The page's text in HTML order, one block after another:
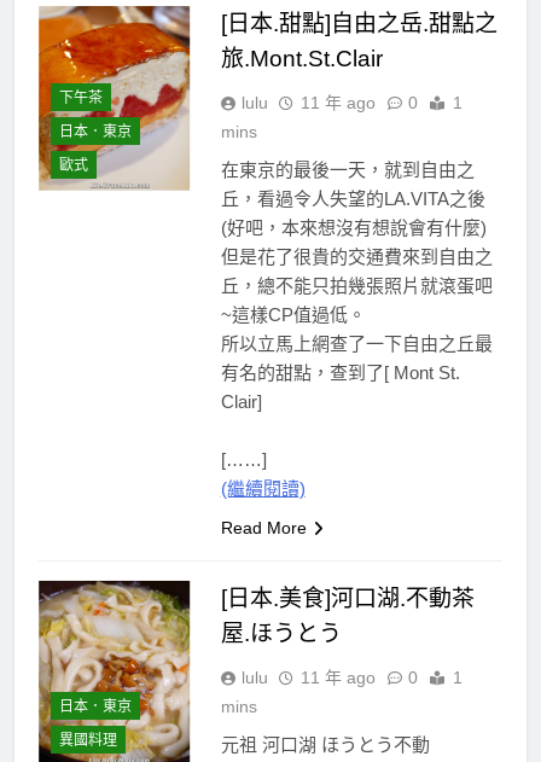
下午茶
日本．東京
歐式
[日本.甜點]自由之岳.甜點之
旅.Mont.St.Clair
lulu 11 年 ago 0
1
mins
在東京的最後一天，就到自由之
丘，看過令人失望的LA.VITA之後
(好吧，本來想沒有想說會有什麼)
但是花了很貴的交通費來到自由之
丘，總不能只拍幾張照片就滾蛋吧
~這樣CP值過低。
所以立馬上網查了一下自由之丘最
有名的甜點，查到了[ Mont St.
Clair]
[……]
(繼續閱讀)
Read More
日本．東京
異國料理
[日本.美食]河口湖.不動茶
屋.ほうとう
lulu 11 年 ago 0
1
mins
元祖 河口湖 ほうとう 不動